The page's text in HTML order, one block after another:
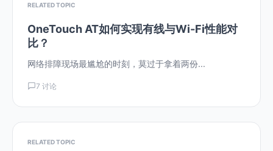
RELATED TOPIC
OneTouch AT如何实现有线与Wi-Fi性能对
比？
网络排障现场最尴尬的时刻，莫过于拿着两份...
7 讨论
RELATED TOPIC